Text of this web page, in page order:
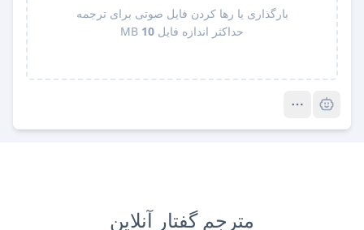
بارگذاری یا رها کردن فایل صوتی برای ترجمه
حداکثر اندازه فایل 10
مترجم گفتار آنلاین